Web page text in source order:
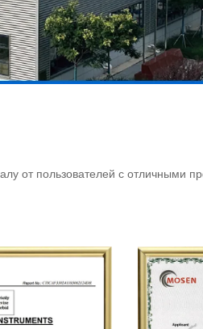
от пользователей с отличными